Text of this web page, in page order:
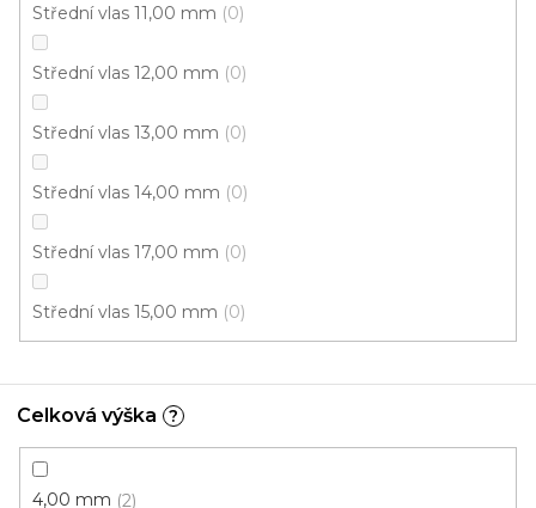
Střední vlas 11,00 mm 0
Střední vlas 12,00 mm 0
Střední vlas 13,00 mm 0
Střední vlas 14,00 mm 0
Střední vlas 17,00 mm 0
Střední vlas 15,00 mm 0
Celková výška ?
4,00 mm 2
Koberec metráž AVENUE /tex 0824
Skladem externě, odesíláme do 2-3 dnů
4 m